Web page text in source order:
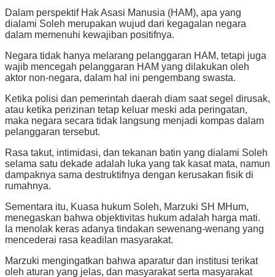
Dalam perspektif Hak Asasi Manusia (HAM), apa yang
dialami Soleh merupakan wujud dari kegagalan negara
dalam memenuhi kewajiban positifnya.
Negara tidak hanya melarang pelanggaran HAM, tetapi juga
wajib mencegah pelanggaran HAM yang dilakukan oleh
aktor non-negara, dalam hal ini pengembang swasta.
Ketika polisi dan pemerintah daerah diam saat segel dirusak,
atau ketika perizinan tetap keluar meski ada peringatan,
maka negara secara tidak langsung menjadi kompas dalam
pelanggaran tersebut.
Rasa takut, intimidasi, dan tekanan batin yang dialami Soleh
selama satu dekade adalah luka yang tak kasat mata, namun
dampaknya sama destruktifnya dengan kerusakan fisik di
rumahnya.
Sementara itu, Kuasa hukum Soleh, Marzuki SH MHum,
menegaskan bahwa objektivitas hukum adalah harga mati.
Ia menolak keras adanya tindakan sewenang-wenang yang
mencederai rasa keadilan masyarakat.
Marzuki mengingatkan bahwa aparatur dan institusi terikat
oleh aturan yang jelas, dan masyarakat serta masyarakat